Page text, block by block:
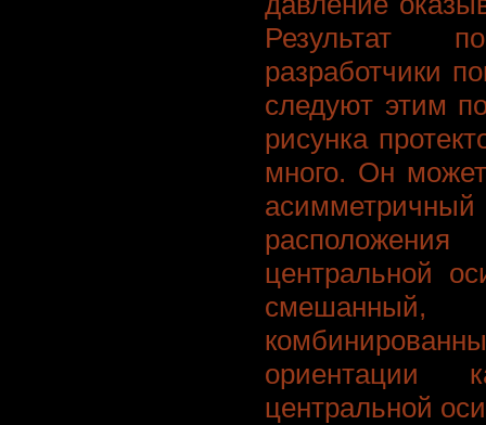
Результат
разработчики
следуют этим
рисунка
много. Он
расположения
центральной
смешанный,
ориентации
центральной